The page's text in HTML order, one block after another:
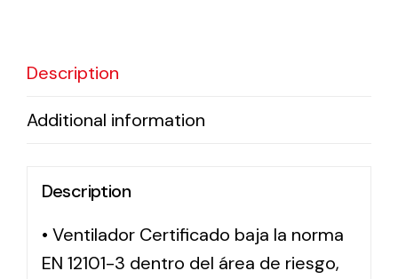
Description
Additional information
Description
• Ventilador Certificado baja la norma
EN 12101-3 dentro del área de riesgo,